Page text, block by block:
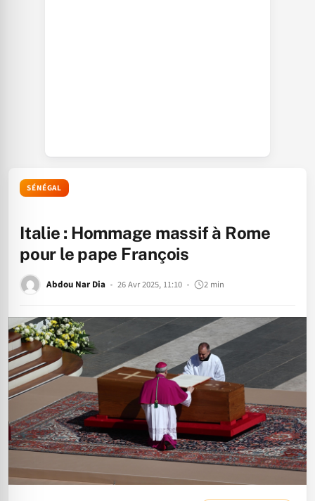
SÉNÉGAL
Italie : Hommage massif à Rome
pour le pape François
Abdou Nar Dia 26 Avr 2025, 11:10 2 min